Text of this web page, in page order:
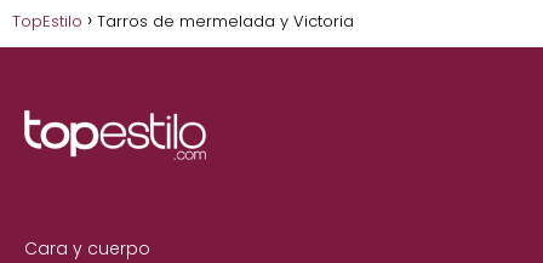
TopEstilo Tarros de mermelada y Victoria
Cara y cuerpo